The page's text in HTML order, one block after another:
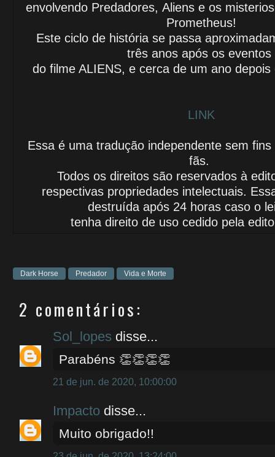
envolvendo Predadores, Aliens e os
Prometheus!
Este ciclo de história se passa
três anos após os eventos
do filme ALIENS, e cerca de um ano
LINK
Essa é uma tradução independente sem
fãs.
Todos os direitos são reservados à
respectivas propriedades intelectuais.
destruída após 24 horas caso o
tenha direito de uso cedido pela
Dark Horse Predador Vida e Morte
2 comentários:
Sol_lopes disse...
Parabéns 👏👏👏👏
21 de jun. de 2020, 10:00:00
Impacto disse...
Muito obrigado!!